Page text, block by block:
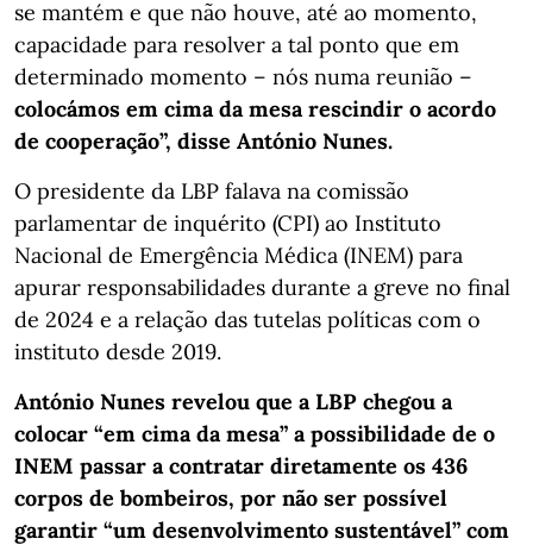
se mantém e que não houve, até ao momento,
capacidade para resolver a tal ponto que em
determinado momento – nós numa reunião –
colocámos em cima da mesa rescindir o acordo
de cooperação”, disse António Nunes.
O presidente da LBP falava na comissão
parlamentar de inquérito (CPI) ao Instituto
Nacional de Emergência Médica (INEM) para
apurar responsabilidades durante a greve no final
de 2024 e a relação das tutelas políticas com o
instituto desde 2019.
António Nunes revelou que a LBP chegou a
colocar “em cima da mesa” a possibilidade de o
INEM passar a contratar diretamente os 436
corpos de bombeiros, por não ser possível
garantir “um desenvolvimento sustentável” com